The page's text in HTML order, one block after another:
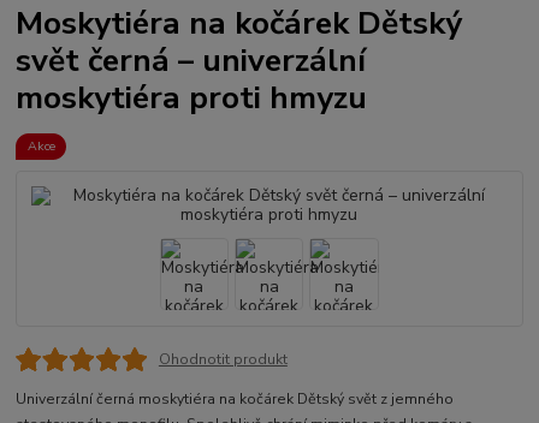
Moskytiéra na kočárek Dětský
svět černá – univerzální
moskytiéra proti hmyzu
Akce
Ohodnotit produkt
Univerzální černá moskytiéra na kočárek Dětský svět z jemného